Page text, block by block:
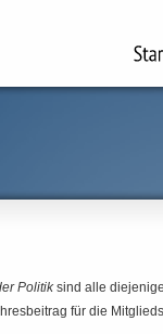
Politiksind alle
für die